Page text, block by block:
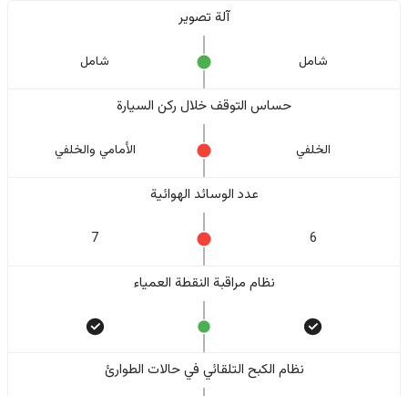
آلة تصوير
شامل شامل
حساس التوقف خلال ركن السيارة
الخلفي الأمامي والخلفي
عدد الوسائد الهوائية
6
7
نظام مراقبة النقطة العمياء
نظام الكبح التلقائي في حالات الطوارئ